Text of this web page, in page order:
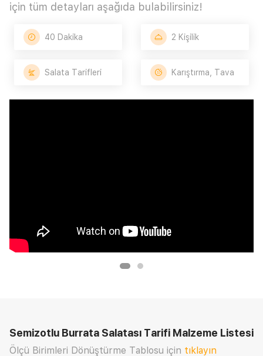
için tüm detayları aşağıda bulabilirsiniz!
40 Dakika 2 Kişilik
Salata Tarifleri Karıştırma, Tava
Semizotlu Burrata Salatası Tarifi Malzeme Listesi
Ölçü Birimleri Dönüştürme Tablosu için tıklayın